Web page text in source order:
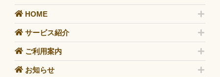
HOME
サービス紹介
ご利用案内
お知らせ